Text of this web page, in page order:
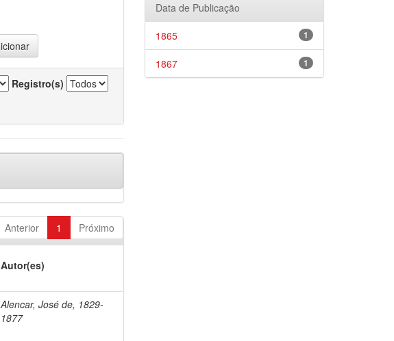
Registro(s)
Anterior 1 Próximo
Autor(es)
Alencar, José de, 1829-
1877
Data de Publicação
1
1865
1
1867